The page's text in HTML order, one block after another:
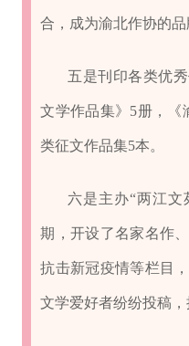
合，成为渝北作协的品
五是刊印各类优
文学作品集》5册，《
类征文作品集5本。
六是主办“两江文
期，开设了名家名作
抗击新冠疫情等栏目
文学爱好者纷纷投稿，